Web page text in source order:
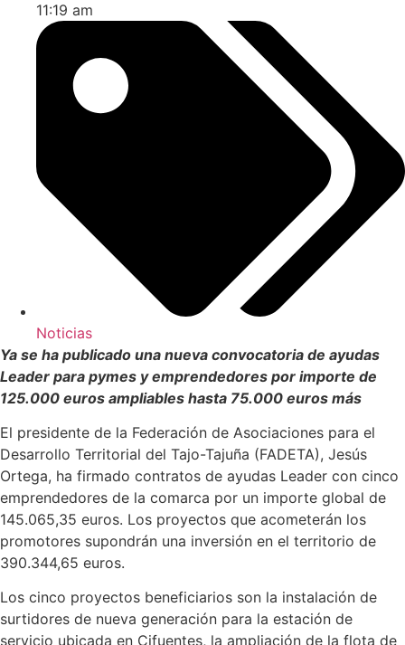
11:19 am
Noticias
Ya se ha publicado una nueva convocatoria de ayudas
Leader para pymes y emprendedores por importe de
125.000 euros ampliables hasta 75.000 euros más
El presidente de la Federación de Asociaciones para el
Desarrollo Territorial del Tajo-Tajuña (FADETA), Jesús
Ortega, ha firmado contratos de ayudas Leader con cinco
emprendedores de la comarca por un importe global de
145.065,35 euros. Los proyectos que acometerán los
promotores supondrán una inversión en el territorio de
390.344,65 euros.
Los cinco proyectos beneficiarios son la instalación de
surtidores de nueva generación para la estación de
servicio ubicada en Cifuentes, la ampliación de la flota de